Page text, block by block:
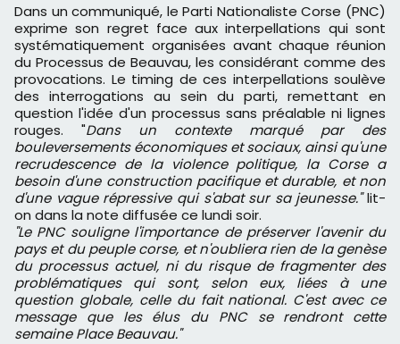
Dans un communiqué, le Parti Nationaliste Corse (PNC)
exprime son regret face aux interpellations qui sont
systématiquement organisées avant chaque réunion
du Processus de Beauvau, les considérant comme des
provocations. Le timing de ces interpellations soulève
des interrogations au sein du parti, remettant en
question l'idée d'un processus sans préalable ni lignes
rouges. "Dans un contexte marqué par des
bouleversements économiques et sociaux, ainsi qu'une
recrudescence de la violence politique, la Corse a
besoin d'une construction pacifique et durable, et non
d'une vague répressive qui s'abat sur sa jeunesse."lit-
on dans la note diffusée ce lundi soir.
"Le PNC souligne l'importance de préserver l'avenir du
pays et du peuple corse, et n'oubliera rien de la genèse
du processus actuel, ni du risque de fragmenter des
problématiques qui sont, selon eux, liées à une
question globale, celle du fait national. C'est avec ce
message que les élus du PNC se rendront cette
semaine Place Beauvau."